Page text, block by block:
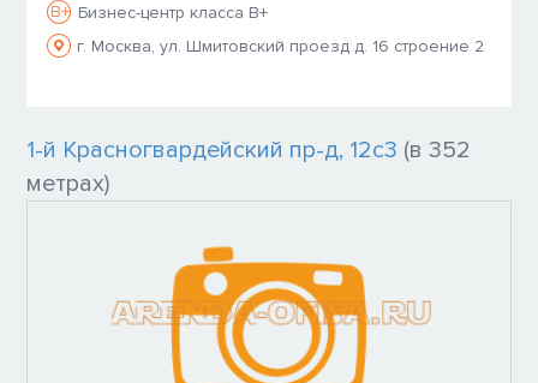
B+ Бизнес-центр класса B+
г. Москва, ул. Шмитовский проезд д. 16 строение 2
1-й Красногвардейский пр-д, 12с3 (в 352
метрах)